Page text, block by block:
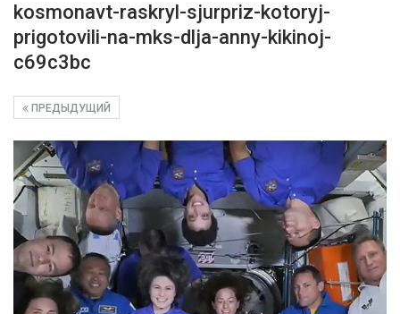
kosmonavt-raskryl-sjurpriz-kotoryj-
prigotovili-na-mks-dlja-anny-kikinoj-
c69c3bc
ПРЕДЫДУЩИЙ